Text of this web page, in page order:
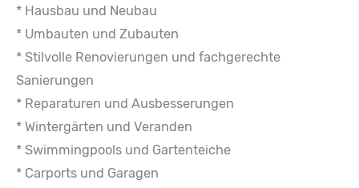
* Hausbau und Neubau
* Umbauten und Zubauten
* Stilvolle Renovierungen und fachgerechte
Sanierungen
* Reparaturen und Ausbesserungen
* Wintergärten und Veranden
* Swimmingpools und Gartenteiche
* Carports und Garagen